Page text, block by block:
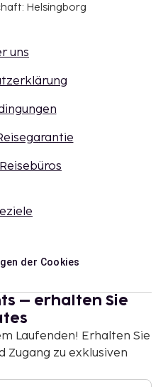
Helsingborg
uns
der Cookies
– erhalten Sie
Laufenden! Erhalten Sie
Zugang zu exklusiven